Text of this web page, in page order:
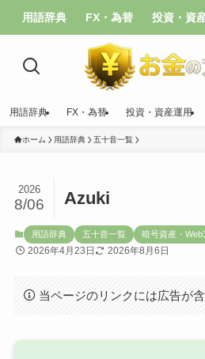
用語辞典 FX・為替 投資・資
用語辞典 FX・為替 投資・資産運用
ホーム 用語辞典 五十音一覧
Azuki
2026
8/06
用語辞典 五十音一覧 暗号資産・
2026年4月23日 2026年8月6日
当ページのリンクには広告が含